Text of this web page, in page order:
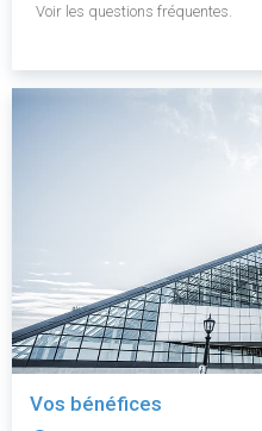
Voir les questions fréquentes.
Vos bénéfices